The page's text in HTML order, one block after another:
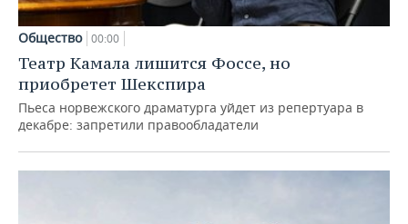
Общество 00:00
Театр Камала лишится Фоссе, но
приобретет Шекспира
Пьеса норвежского драматурга уйдет из репертуара в
декабре: запретили правообладатели